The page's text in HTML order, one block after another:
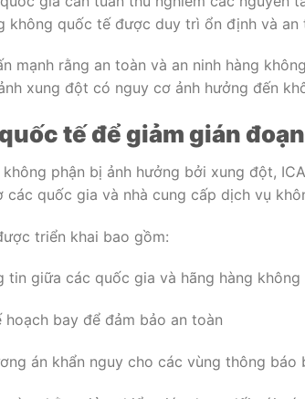
không quốc tế được duy trì ổn định và an
mạnh rằng an toàn và an ninh hàng
xung đột có nguy cơ ảnh hưởng đến
tế để giảm gián
phận bị ảnh hưởng bởi xung đột,
các quốc gia và nhà cung cấp dịch vụ
triển khai bao gồm:
tin giữa các quốc gia và hãng hàng không
hoạch bay để đảm bảo an toàn
án khẩn nguy cho các vùng thông báo